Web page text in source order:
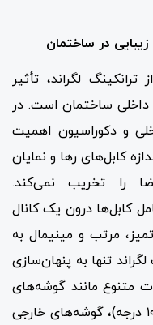
در ساختمان
لگراند، تأثیر
داخلی ساختمان است. در
و دکوراسیون اهمیت
کابل‌های رها و نمایان
را تخریب نمی‌کند.
کابل‌ها درون یک کانال
مرتب و مینیمال به
تنها به پنهان‌سازی
متنوع مانند گوشه‌های
داخلی متغیر (قابل تنظیم از ۸۰ تا ۱۰۰ درجه)، گوشه‌های خارجی